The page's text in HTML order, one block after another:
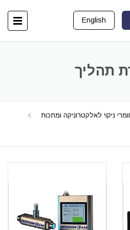
English
תהליך
ניקוי לאלקטרוניקה ומתכות